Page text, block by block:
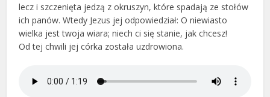
lecz i szczenięta jedzą z okruszyn, które spadają ze stołów
ich panów. Wtedy Jezus jej odpowiedział: O niewiasto
wielka jest twoja wiara; niech ci się stanie, jak chcesz!
Od tej chwili jej córka została uzdrowiona.